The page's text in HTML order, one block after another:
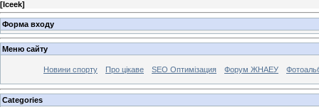
[Iceek]
Форма входу
Меню сайту
Новини спорту Про цікаве SEO Оптимізация Форум ЖНАЕУ
Categories